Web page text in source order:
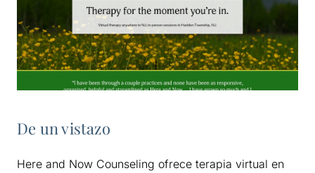
De un vistazo
Here and Now Counseling ofrece terapia virtual en